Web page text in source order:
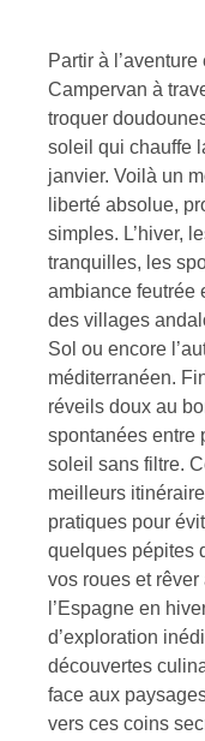
Partir à
Campervan à
troquer
soleil qui chauffe
janvier. Voilà un
liberté absolue,
simples. L’hiver,
tranquilles, les
ambiance feutrée
des villages
Sol ou encore
méditerranéen.
réveils doux au
spontanées entre
soleil sans filtre.
meilleurs
pratiques pour
quelques pépites
vos roues et
l’Espagne en
d’exploration
découvertes
face aux
vers ces coins